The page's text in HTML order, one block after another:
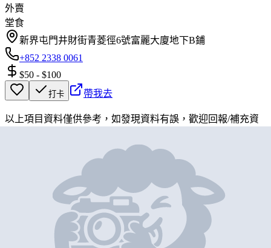
外賣
堂食
新界屯門井財街青菱徑6號富麗大廈地下B鋪
+852 2338 0061
$50 - $100
打卡 帶我去
以上項目資料僅供參考，如發現資料有誤，歡迎回報/補充資
順酸辣粉